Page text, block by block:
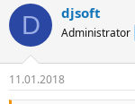
D djsoft
Administrator
11.01.2018